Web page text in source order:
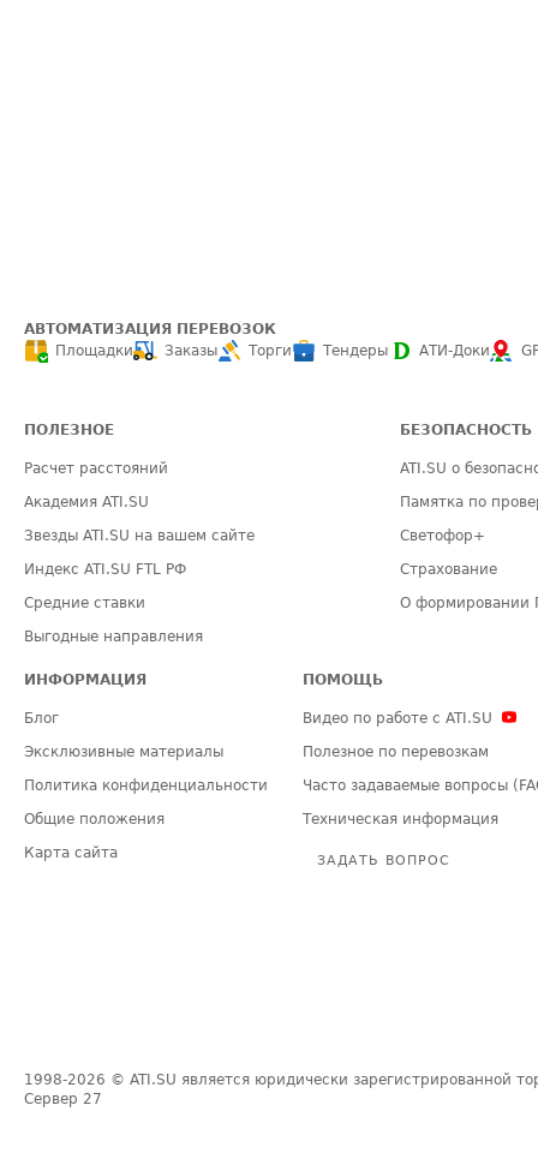
АВТОМАТИЗАЦИЯ ПЕРЕВОЗОК
Площадки
Заказы Торги Тендеры АТИ-Доки
ПОЛЕЗНОЕ
Расчет расстояний
Академия ATI.SU
Звезды ATI.SU на вашем сайте
Индекс ATI.SU FTL РФ
Средние ставки
Выгодные направления
БЕЗОПАСНОСТЬ
ATI.SU о
Памятка по
Светофор+
Страхование
О формировании
ИНФОРМАЦИЯ
Блог
Эксклюзивные материалы
Политика конфиденциальности
Общие положения
Карта сайта
ПОМОЩЬ
Видео по работе с ATI.SU
Полезное по перевозкам
Часто задаваемые вопросы
Техническая информация
ЗАДАТЬ ВОПРОС
1998-2026 © ATI.SU является юридически зарегистрированной
Сервер 27